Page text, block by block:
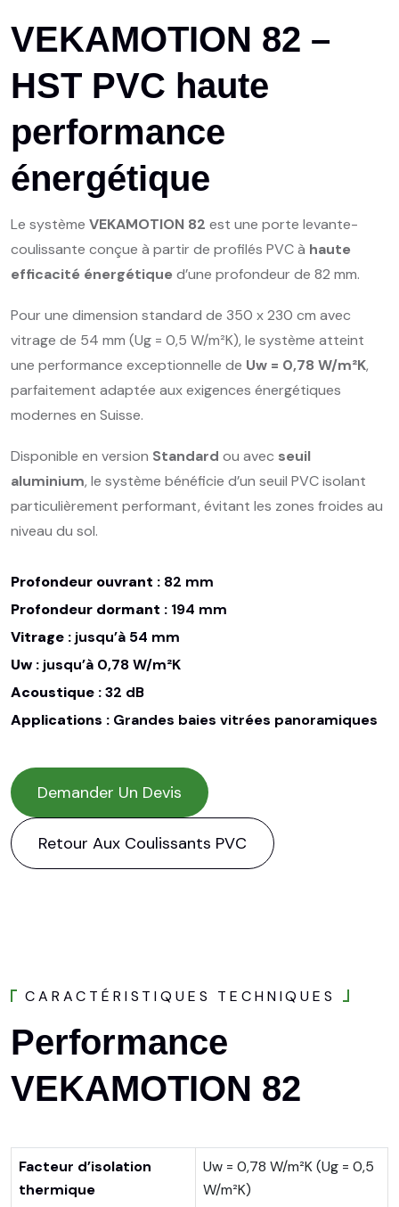
VEKAMOTION 82 –
HST PVC haute
performance
énergétique
Le système VEKAMOTION 82 est une porte levante-
coulissante conçue à partir de profilés PVC à haute
efficacité énergétique d’une profondeur de 82 mm.
Pour une dimension standard de 350 x 230 cm avec
vitrage de 54 mm (Ug = 0,5 W/m²K), le système atteint
une performance exceptionnelle de Uw = 0,78 W/m²K,
parfaitement adaptée aux exigences énergétiques
modernes en Suisse.
Disponible en version Standard ou avec seuil
aluminium, le système bénéficie d’un seuil PVC isolant
particulièrement performant, évitant les zones froides au
niveau du sol.
Profondeur ouvrant : 82 mm
Profondeur dormant : 194 mm
Vitrage : jusqu’à 54 mm
Uw : jusqu’à 0,78 W/m²K
Acoustique :32 dB
Applications : Grandes baies vitrées panoramiques
Demander Un Devis
Retour Aux Coulissants PVC
CA R AC TÉ R IS TIQ UE S TECHNIQUE S
Performance
VEKAMOTION 82
Facteur d’isolation
thermique
Uw = 0,78 W/m²K (Ug = 0,5
W/m²K)